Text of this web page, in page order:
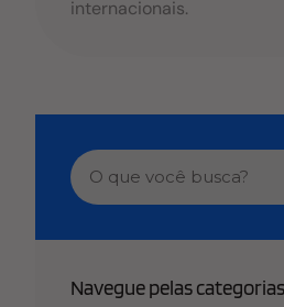
internacionais.
Navegue pelas categorias